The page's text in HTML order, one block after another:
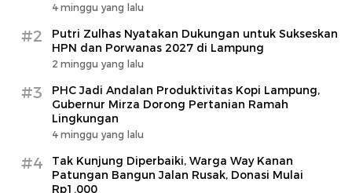
4 minggu yang lalu
#2
Putri Zulhas Nyatakan Dukungan untuk Sukseskan
HPN dan Porwanas 2027 di Lampung
2 minggu yang lalu
#3
PHC Jadi Andalan Produktivitas Kopi Lampung,
Gubernur Mirza Dorong Pertanian Ramah
Lingkungan
4 minggu yang lalu
#4
Tak Kunjung Diperbaiki, Warga Way Kanan
Patungan Bangun Jalan Rusak, Donasi Mulai
Rp1.000